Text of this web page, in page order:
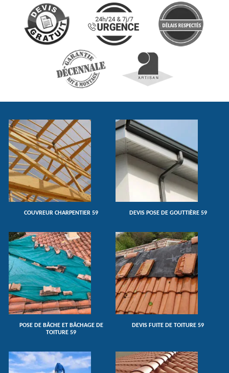
COUVREUR CHARPENTIER 59 DEVIS POSE DE GOUTTIÈRE 59
POSE DE BÂCHE ET BÂCHAGE DE
TOITURE 59
DEVIS FUITE DE TOITURE 59